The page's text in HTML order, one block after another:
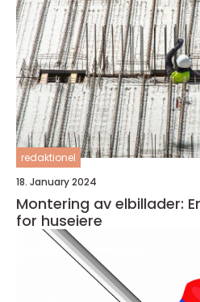
redaktionel
18. January 2024
Montering av elbillader:
for huseiere